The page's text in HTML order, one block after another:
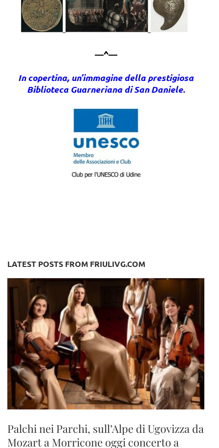
—^—
In copertina, un’immagine della prestigiosa
Biblioteca Guarneriana di San Daniele.
LATEST POSTS FROM FRIULIVG.COM
Palchi nei Parchi, sull’Alpe di Ugovizza da
Mozart a Morricone oggi concerto a